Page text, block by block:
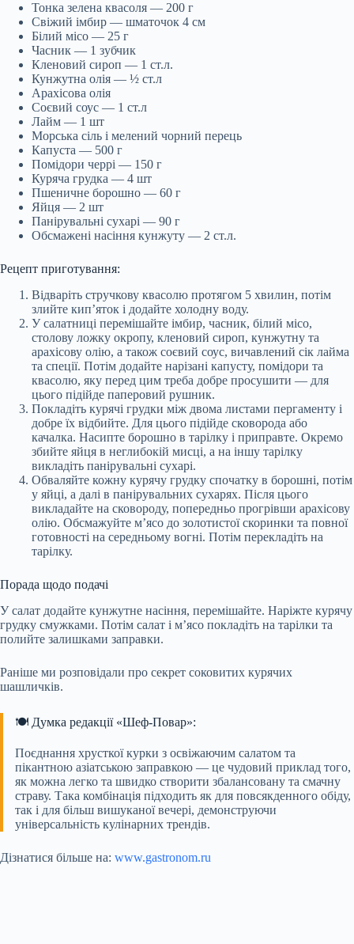
Тонка зелена квасоля — 200 г
Свіжий імбир — шматочок 4 см
Білий місо — 25 г
Часник — 1 зубчик
Кленовий сироп — 1 ст.л.
Кунжутна олія — ½ ст.л
Арахісова олія
Соєвий соус — 1 ст.л
Лайм — 1 шт
Морська сіль і мелений чорний перець
Капуста — 500 г
Помідори черрі — 150 г
Куряча грудка — 4 шт
Пшеничне борошно — 60 г
Яйця — 2 шт
Панірувальні сухарі — 90 г
Обсмажені насіння кунжуту — 2 ст.л.
Рецепт приготування:
Відваріть стручкову квасолю протягом 5 хвилин, потім
злийте кип’яток і додайте холодну воду.
У салатниці перемішайте імбир, часник, білий місо,
столову ложку окропу, кленовий сироп, кунжутну та
арахісову олію, а також соєвий соус, вичавлений сік лайма
та спеції. Потім додайте нарізані капусту, помідори та
квасолю, яку перед цим треба добре просушити — для
цього підійде паперовий рушник.
Покладіть курячі грудки між двома листами пергаменту і
добре їх відбийте. Для цього підійде сковорода або
качалка. Насипте борошно в тарілку і приправте. Окремо
збийте яйця в неглибокій мисці, а на іншу тарілку
викладіть панірувальні сухарі.
Обваляйте кожну курячу грудку спочатку в борошні, потім
у яйці, а далі в панірувальних сухарях. Після цього
викладайте на сковороду, попередньо прогрівши арахісову
олію. Обсмажуйте м’ясо до золотистої скоринки та повної
готовності на середньому вогні. Потім перекладіть на
тарілку.
Порада щодо подачі
У салат додайте кунжутне насіння, перемішайте. Наріжте курячу
грудку смужками. Потім салат і м’ясо покладіть на тарілки та
полийте залишками заправки.
Раніше ми розповідали про секрет соковитих курячих
шашличків.
🍽️ Думка редакції «Шеф-Повар»:
Поєднання хрусткої курки з освіжаючим салатом та
пікантною азіатською заправкою — це чудовий приклад того,
як можна легко та швидко створити збалансовану та смачну
страву. Така комбінація підходить як для повсякденного обіду,
так і для більш вишуканої вечері, демонструючи
універсальність кулінарних трендів.
Дізнатися більше на: www.gastronom.ru